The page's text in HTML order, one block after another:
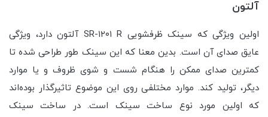
آلتون
اولین ویژگی که سینک ظرفشویی SR-۱۲۰۱ R آلتون دارد، ویژگی
عایق صدای آن است. بدین معنا که این سینک طور طراحی شده تا
کمترین صدای ممکن را هنگام شست و شوی ظروف و یا موارد
دیگر، تولید کند. موارد مختلفی روی این موضوع تاثیرگذار بوده‌اند
که اولین مورد نوع ساخت سینک است. در ساخت سینک